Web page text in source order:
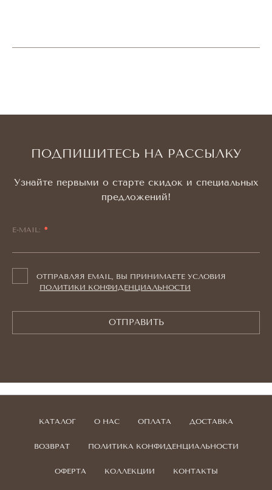
ПОДПИШИТЕСЬ НА РАССЫЛКУ
Узнайте первыми о старте скидок и специальных
предложений!
E-MAIL:
ОТПРАВЛЯЯ EMAIL, ВЫ ПРИНИМАЕТЕ УСЛОВИЯ
ПОЛИТИКИ КОНФИДЕНЦИАЛЬНОСТИ
ОТПРАВИТЬ
КАТАЛОГ О НАС ОПЛАТА ДОСТАВКА
ВОЗВРАТ ПОЛИТИКА КОНФИДЕНЦИАЛЬНОСТИ
ОФЕРТА КОЛЛЕКЦИИ КОНТАКТЫ